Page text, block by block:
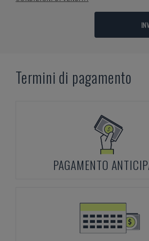
Termini di pagamento
PAGAMENTO